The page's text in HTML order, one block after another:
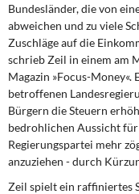
Bundesländer, die von
abweichen und zu viele
Zuschläge auf die
schrieb Zeil in einem am
Magazin »Focus-
betroffenen
Bürgern die Steuern
bedrohlichen Aussicht
Regierungspartei mehr
anzuziehen - durch
Zeil spielt ein raffiniertes